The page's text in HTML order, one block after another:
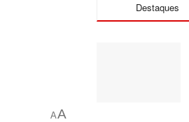
AA
Destaques